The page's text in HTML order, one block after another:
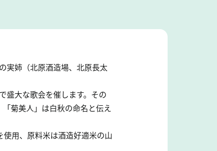
実姉（北原酒造場、北原長太
盛大な歌会を催します。その
菊美人」は白秋の命名と伝え
用、原料米は酒造好適米の山